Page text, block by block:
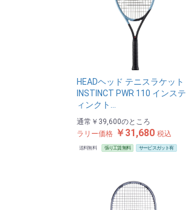
HEADヘッド テニスラケット
INSTINCT PWR 110 インステ
ィンクト…
通常 ￥39,600のところ
ラリー価格 ￥31,680 税込
送料無料 張り工賃無料 サービスガット有